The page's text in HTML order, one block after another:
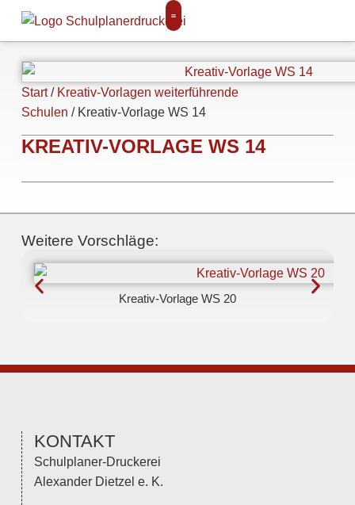
Start/ Kreativ-Vorlagen weiterführende
Schulen / Kreativ-Vorlage WS 14
KREATIV-VORLAGE WS 14
Weitere Vorschläge:
Kreativ-Vorlage WS 20
KONTAKT
Schulplaner-Druckerei
Alexander Dietzel e. K.